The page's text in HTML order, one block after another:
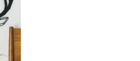
liste